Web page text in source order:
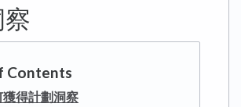
獲得計劃洞察